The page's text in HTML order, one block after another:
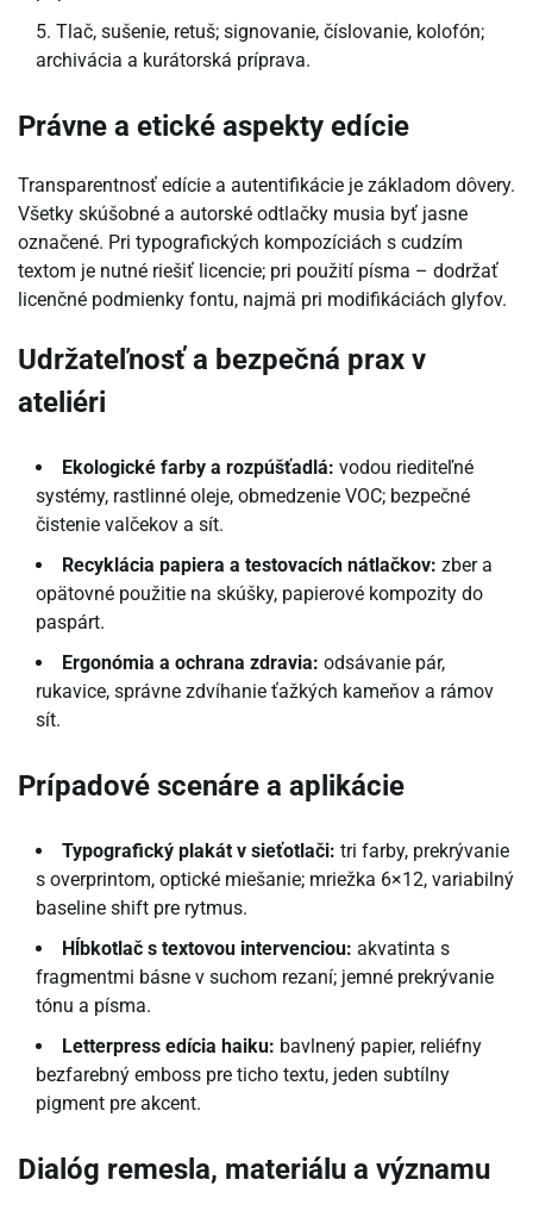
Tlač, sušenie, retuš; signovanie, číslovanie, kolofón;
archivácia a kurátorská príprava.
Právne a etické aspekty edície
Transparentnosť edície a autentifikácie je základom dôvery.
Všetky skúšobné a autorské odtlačky musia byť jasne
označené. Pri typografických kompozíciách s cudzím
textom je nutné riešiť licencie; pri použití písma – dodržať
licenčné podmienky fontu, najmä pri modifikáciách glyfov.
Udržateľnosť a bezpečná prax v
ateliéri
Ekologické farby a rozpúšťadlá: vodou riediteľné
systémy, rastlinné oleje, obmedzenie VOC; bezpečné
čistenie valčekov a sít.
Recyklácia papiera a testovacích nátlačkov: zber a
opätovné použitie na skúšky, papierové kompozity do
paspárt.
Ergonómia a ochrana zdravia: odsávanie pár,
rukavice, správne zdvíhanie ťažkých kameňov a rámov
sít.
Prípadové scenáre a aplikácie
Typografický plakát v sieťotlači: tri farby, prekrývanie
s overprintom, optické miešanie; mriežka 6×12, variabilný
baseline shift pre rytmus.
Hĺbkotlač s textovou intervenciou: akvatinta s
fragmentmi básne v suchom rezaní; jemné prekrývanie
tónu a písma.
Letterpress edícia haiku: bavlnený papier, reliéfny
bezfarebný emboss pre ticho textu, jeden subtílny
pigment pre akcent.
Dialóg remesla, materiálu a významu